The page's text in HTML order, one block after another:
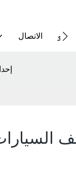
الاتصال فيديو